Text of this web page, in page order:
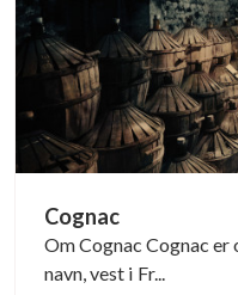
Cognac
Om Cognac Cognac
navn, vest i Fr...